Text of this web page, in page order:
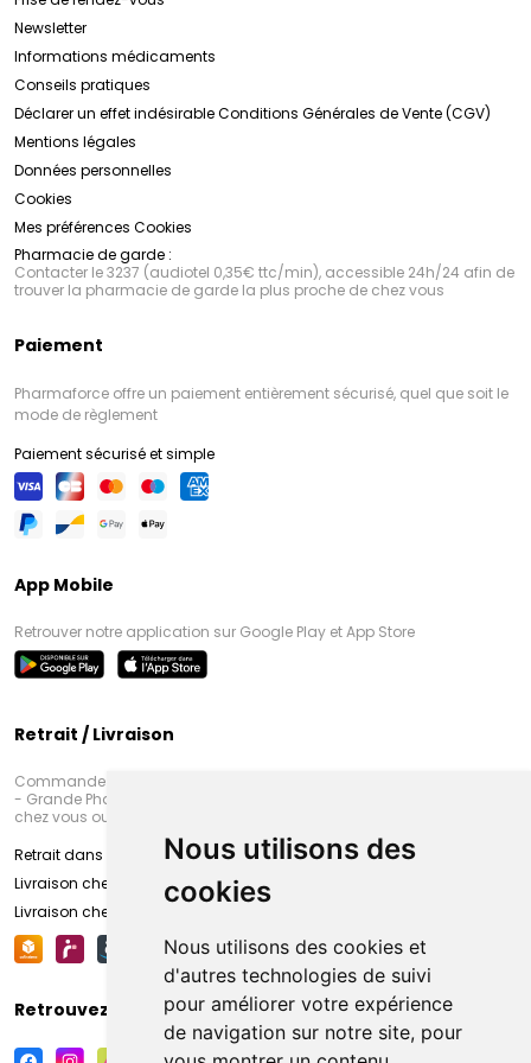
Nous utilisons des
cookies
Nous utilisons des cookies et
d'autres technologies de suivi
pour améliorer votre expérience
de navigation sur notre site, pour
Newsletter
Informations médicaments
Conseils pratiques
Déclarer un effet indésirableConditions Générales de Vente (CGV)
Mentions légales
Données personnelles
Cookies
Mes préférences Cookies
Pharmacie de garde :
Contacter le 3237 (audiotel 0,35€ ttc/min), accessible 24h/24 afin de
trouver la pharmacie de garde la plus proche de chez vous
Paiement
Pharmaforce offre un paiement entièrement sécurisé, quel que soit le
mode de règlement
Paiement sécurisé et simple
App Mobile
Retrouver notre application sur Google Play et App Store
Retrait / Livraison
Commandez en ligne et venez chercher votre commande à Amiens
- Grande Pharmacie d’Amiens (Fachon) ou recevez-là rapidement
chez vous ou en point retrait
Retrait dans la pharmacie d’Amiens
Livraison chez vous
Livraison chez votre commerçant
Retrouvez-nous sur vos réseaux sociaux